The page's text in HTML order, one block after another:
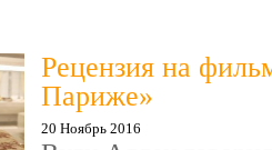
Рецензия на
Париже»
20 Ноябрь 2016